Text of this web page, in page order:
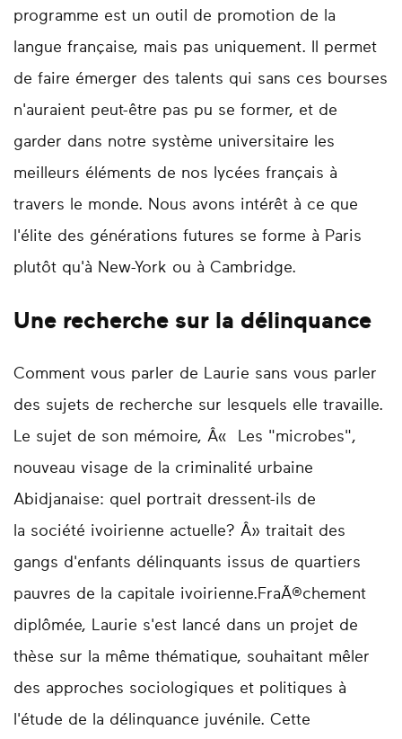
programme est un outil de promotion de la
langue française, mais pas uniquement. Il permet
de faire émerger des talents qui sans ces bourses
n'auraient peut-être pas pu se former, et de
garder dans notre système universitaire les
meilleurs éléments de nos lycées français à
travers le monde. Nous avons intérêt à ce que
l'élite des générations futures se forme à Paris
plutôt qu'à New-York ou à Cambridge.
Une recherche sur la délinquance
Comment vous parler de Laurie sans vous parler
des sujets de recherche sur lesquels elle travaille.
Le sujet de son mémoire, Â« Les "microbes",
nouveau visage de la criminalité urbaine
Abidjanaise: quel portrait dressent-ils de
la société ivoirienne actuelle? Â» traitait des
gangs d'enfants délinquants issus de quartiers
pauvres de la capitale ivoirienne.FraÃ®chement
diplômée, Laurie s'est lancé dans un projet de
thèse sur la même thématique, souhaitant mêler
des approches sociologiques et politiques à
l'étude de la délinquance juvénile. Cette